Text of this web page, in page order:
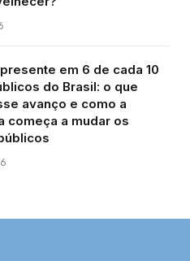
em 6 de cada 10
do Brasil: o que
avanço e como a
começa a mudar os